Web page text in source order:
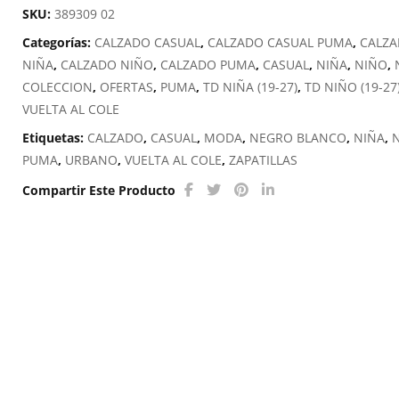
INF
SKU:389309 02
Categorías: CALZADO CASUAL, CALZADO CASUAL PUMA,
NIÑA, CALZADO NIÑO, CALZADO PUMA, CASUAL, NIÑA, NIÑO,
COLECCION, OFERTAS, PUMA,TD NIÑA (19-27),TD NIÑO (19-
VUELTA AL COLE
Etiquetas: CALZADO, CASUAL, MODA, NEGRO BLANCO, NIÑA,
PUMA, URBANO,VUELTA AL COLE,ZAPATILLAS
Compartir Este Producto